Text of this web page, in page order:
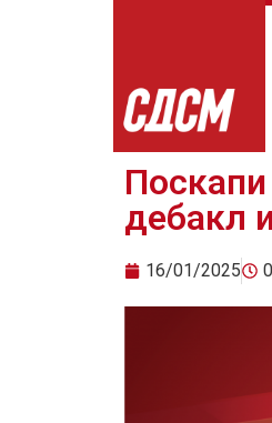
дебакл
16/01/2025